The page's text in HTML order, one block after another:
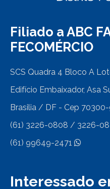
Filiado a ABC
FECOMÉRCIO
SCS Quadra 4 Bloco A
Edifício Embaixador, Asa
Brasilia / DF - Cep
(61) 3226-0808 / 3226-
(61) 99649-2471
Interessado